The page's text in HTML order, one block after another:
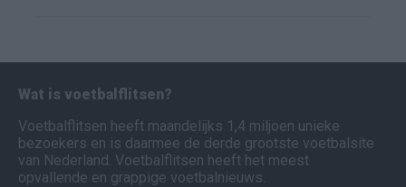
Wat is voetbalflitsen?
Voetbalflitsen heeft maandelijks 1,4 miljoen unieke
bezoekers en is daarmee de derde grootste voetbalsite
van Nederland. Voetbalflitsen heeft het meest
opvallende en grappige voetbalnieuws.